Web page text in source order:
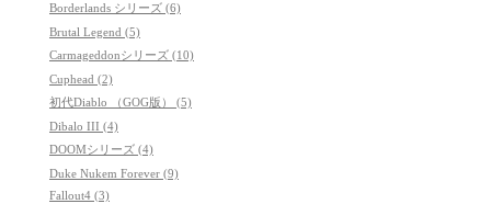
Borderlands シリーズ (6)
Brutal Legend (5)
Carmageddonシリーズ (10)
Cuphead (2)
初代Diablo （GOG版） (5)
Dibalo III (4)
DOOMシリーズ (4)
Duke Nukem Forever (9)
Fallout4 (3)